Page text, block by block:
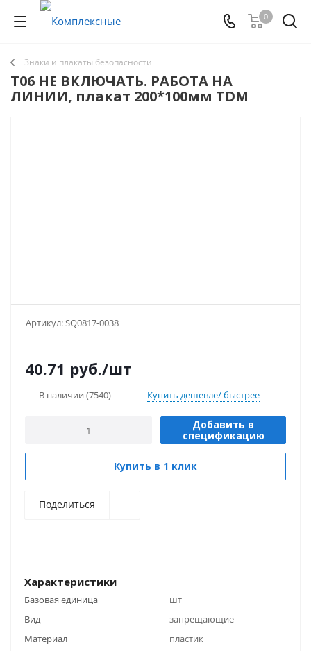
0
Знаки и плакаты безопасности
Т06 НЕ ВКЛЮЧАТЬ. РАБОТА НА
ЛИНИИ, плакат 200*100мм TDM
Артикул:SQ0817-0038
40.71 руб./шт
В наличии (7540) Купить дешевле/ быстрее
Добавить в
спецификацию
Купить в 1 клик
Поделиться
Характеристики
Базовая единица
шт
Вид
запрещающие
Материал
пластик